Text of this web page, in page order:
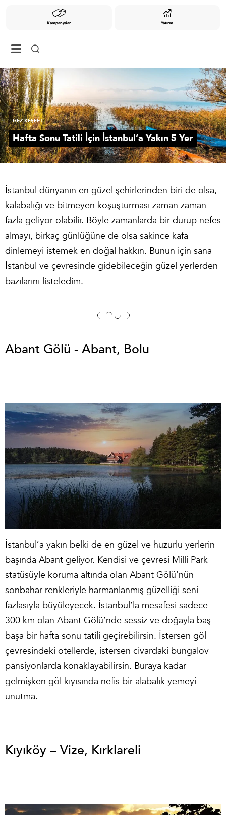
Kampanyalar Yatırım
GEZ KEŞFET
Hafta Sonu Tatili İçin İstanbul’a Yakın 5 Yer
İstanbul dünyanın en güzel şehirlerinden biri de olsa,
kalabalığı ve bitmeyen koşuşturması zaman zaman
fazla geliyor olabilir. Böyle zamanlarda bir durup nefes
almayı, birkaç günlüğüne de olsa sakince kafa
dinlemeyi istemek en doğal hakkın. Bunun için sana
İstanbul ve çevresinde gidebileceğin güzel yerlerden
bazılarını listeledim.
Abant Gölü - Abant, Bolu
İstanbul’a yakın belki de en güzel ve huzurlu yerlerin
başında Abant geliyor. Kendisi ve çevresi Milli Park
statüsüyle koruma altında olan Abant Gölü’nün
sonbahar renkleriyle harmanlanmış güzelliği seni
fazlasıyla büyüleyecek. İstanbul’la mesafesi sadece
300 km olan Abant Gölü’nde sessiz ve doğayla baş
başa bir hafta sonu tatili geçirebilirsin. İstersen göl
çevresindeki otellerde, istersen civardaki bungalov
pansiyonlarda konaklayabilirsin. Buraya kadar
gelmişken göl kıyısında nefis bir alabalık yemeyi
unutma.
Kıyıköy – Vize, Kırklareli